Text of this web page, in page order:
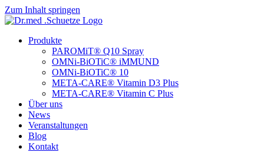
Zum Inhalt springen
Produkte
PAROMiT® Q10 Spray
OMNi-BiOTiC® iMMUND
OMNi-BiOTiC® 10
META-CARE® Vitamin D3 Plus
META-CARE® Vitamin C Plus
Über uns
News
Veranstaltungen
Blog
Kontakt